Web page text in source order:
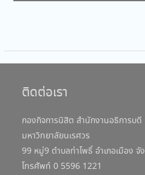
ติดต่อเรา
กองกิจการนิสิต สำนักงานอธิการบดี
มหาวิทยาลัยนเรศวร
99 หมู่9 ตำบลท่าโพธิ์ อำเภอเมือง
โทรศัพท์ 0 5596 1221